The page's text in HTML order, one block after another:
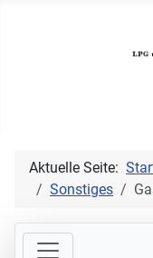
Aktuelle Seite:
Sonstiges